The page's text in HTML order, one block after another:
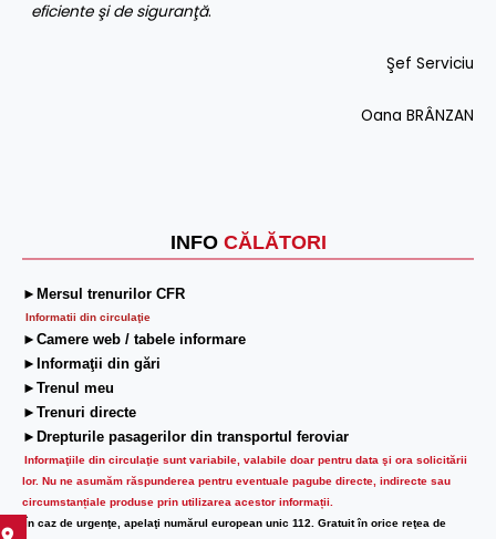
INFO CĂLĂTORI
►Mersul trenurilor CFR
Informatii din circulaţie
►Camere web / tabele informare
►Informaţii din gări
►Trenul meu
►Trenuri directe
►Drepturile pasagerilor din transportul feroviar
Informaţiile din circulaţie sunt variabile, valabile doar pentru data şi ora solicitării
lor. Nu ne asumăm răspunderea pentru eventuale pagube directe, indirecte sau
circumstanțiale produse prin utilizarea acestor informații.
În caz de urgenţe, apelaţi numărul european unic 112. Gratuit în orice reţea de
eficiente şi de siguranţă.
Şef Serviciu
Oana BRÂNZAN